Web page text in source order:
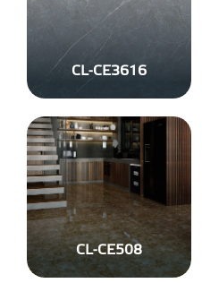
CL-CE3616
CL-CE508